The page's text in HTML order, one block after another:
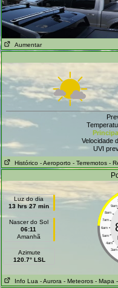
Aumentar
Velocidade
UVI
Histórico - Aeroporto - Terremotos -
Luz do dia
13 hrs 27 min
Nascer do Sol
06:11
Amanhã
Azimute
120.7° LSL
9am
8am
7am
6am
5am
4am
3am
Info Lua - Aurora - Meteoros - Mapa